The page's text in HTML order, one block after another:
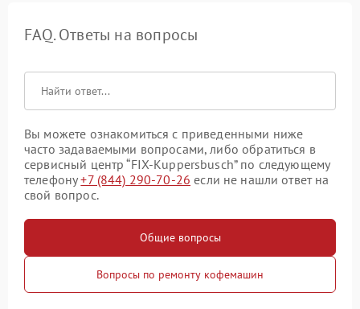
FAQ. Ответы на вопросы
Вы можете ознакомиться с приведенными ниже
часто задаваемыми вопросами, либо обратиться в
сервисный центр “FIX-Kuppersbusch” по следующему
телефону+7 (844) 290-70-26 если не нашли ответ на
свой вопрос.
Общие вопросы
Вопросы по ремонту кофемашин